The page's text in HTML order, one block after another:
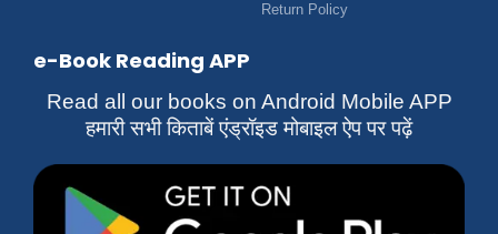
Return Policy
e-Book Reading APP
Read all our books on Android Mobile APP
हमारी सभी किताबें एंड्रॉइड मोबाइल ऐप पर पढ़ें